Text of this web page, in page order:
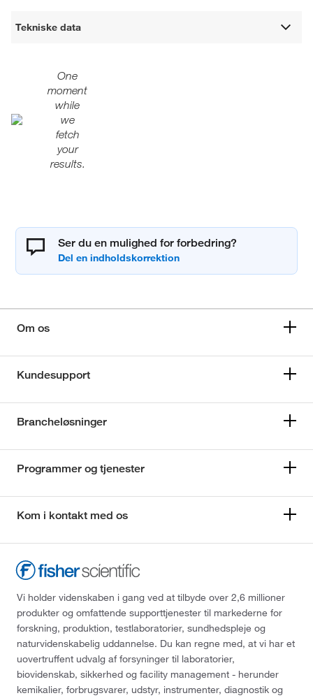
Tekniske data
One
moment
while
we
fetch
your
results.
Ser du en mulighed for forbedring?
Om os
Kundesupport
Brancheløsninger
Programmer og tjenester
Kom i kontakt med os
Vi holder videnskaben i gang ved at tilbyde over 2,6 millioner
produkter og omfattende supporttjenester til markederne for
forskning, produktion, testlaboratorier, sundhedspleje og
naturvidenskabelig uddannelse. Du kan regne med, at vi har et
uovertruffent udvalg af forsyninger til laboratorier,
biovidenskab, sikkerhed og facility management - herunder
kemikalier, forbrugsvarer, udstyr, instrumenter, diagnostik og